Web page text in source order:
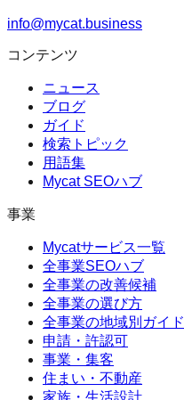
info@mycat.business
コンテンツ
ニュース
ブログ
ガイド
検索トピック
用語集
Mycat SEOハブ
事業
Mycatサービス一覧
全事業SEOハブ
全事業の改善候補
全事業の選び方
全事業の地域別ガイド
申請・許認可
事業・集客
住まい・不動産
家族・生活設計